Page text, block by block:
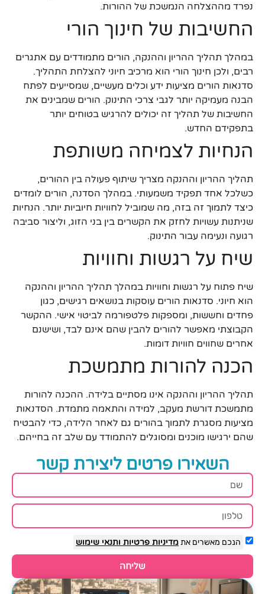
נפרד מההצלחה הנמשכת של ההורות.
החשיבות של חינוך הורי
במהלך תהליך ההריון וההנקה, הורים מתמודדים עם אתגרים
רבים, ולכן חינוך הורי הוא מרכיב חיוני להצלחת התהליך.
סדנאות הורים מציעות ידע וכלים מעשיים, שמסייעים לפתח
הבנה מעמיקה יותר לגבי צרכי התינוק. הורים שמבינים את
החשיבות של תהליך זה יכולים להרגיש בטוחים יותר
בתפקידם החדש.
הנחיות לצמיחה משותפת
תהליך ההריון וההנקה מצריך שיתוף פעולה בין ההורים,
כשלכל אחד תפקיד משמעותי. במהלך הסדנה, הורים לומדים
כיצד לתמוך זה בזה, מה שמוביל לחוויות חיוביות יותר. הנחיות
שניתנות עשויות לחזק את הקשרים בין בני הזוג, וליצור סביבה
רגועה ונעימה עבור התינוק.
שיח על רגשות וחוויות
שיח פתוח על רגשות וחוויות במהלך תהליך ההריון וההנקה
הוא חיוני. סדנאות הורים עוסקות בנושאים רגישים, כגון
פחדים וחששות, ומספקות פלטפורמה לביטוי אישי. ההקשר
הקבוצתי מאפשר להורים להבין שהם אינם לבד, ושישנם
אחרים שחווים חוויות דומות.
הכנה להורות מתמשכת
תהליך ההריון וההנקה אינו מסתיים בלידה. ההכנה להורות
מתמשכת דורשת מעקב, למידה והתאמה מתמדת. הסדנאות
מציעות מסגרת לתמוך בהורים גם לאחר הלידה, כדי להבטיח
שהם ירגישו מוכנים ומסוגלים להתמודד עם שלב זה בחייהם.
השאירו פרטים ליצירת קשר
הנכם מאשרים אתמדיניות פרטיות ותנאי שימוש
שליחה